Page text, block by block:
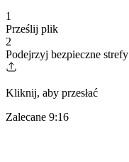
1
Prześlij plik
2
Podejrzyj bezpieczne strefy
Kliknij, aby przesłać
Zalecane 9:16